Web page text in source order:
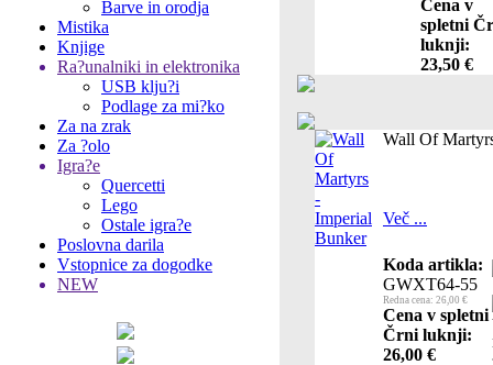
Barve in orodja
Mistika
Knjige
Ra?unalniki in elektronika
USB klju?i
Podlage za mi?ko
Za na zrak
Za ?olo
Igra?e
Quercetti
Lego
Ostale igra?e
Poslovna darila
Vstopnice za dogodke
NEW
Cena v
spletni
luknji:
23,50 €
Wall Of
Več ...
Koda artikla:
GWXT64-55
Redna cena: 26,00 €
Cena v spletni
Črni luknji:
26,00 €